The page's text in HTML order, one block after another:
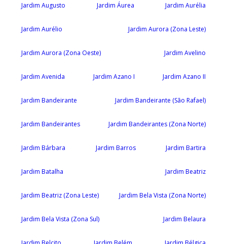
Jardim Augusto Jardim Áurea Jardim Aurélia
Jardim Aurélio Jardim Aurora (Zona Leste)
Jardim Aurora (Zona Oeste) Jardim Avelino
Jardim Avenida Jardim Azano I Jardim Azano II
Jardim Bandeirante Jardim Bandeirante (São Rafael)
Jardim Bandeirantes Jardim Bandeirantes (Zona Norte)
Jardim Bárbara Jardim Barros Jardim Bartira
Jardim Batalha Jardim Beatriz
Jardim Beatriz (Zona Leste) Jardim Bela Vista (Zona Norte)
Jardim Bela Vista (Zona Sul) Jardim Belaura